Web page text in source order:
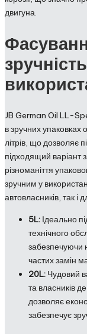
двигуна.
зручність
JB German Oil LL-
в зручних упаковках
літрів, що дозволяє
підходящий варіант
різноманіття
зручним у
автовласників, так і
5L: Ідеально
технічного
забезпечуючи
частих замін
20L: Чудовий
та власників
дозволяє
забезпечує